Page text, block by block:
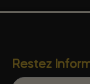
Restez